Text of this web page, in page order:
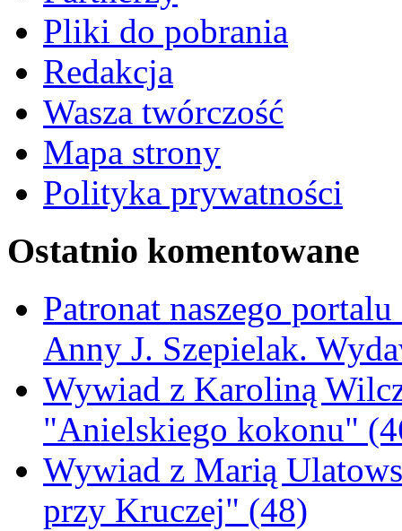
Pliki do pobrania
Redakcja
Wasza twórczość
Mapa strony
Polityka prywatności
Ostatnio komentowane
Patronat naszego
Anny J. Szepielak.
Wywiad z Karoliną
"Anielskiego kokonu"
Wywiad z Marią
przy Kruczej" (48)